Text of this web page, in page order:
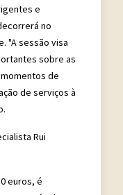
e
no
"A sessão visa
sobre as
de
de serviços à
Rui
euros, é